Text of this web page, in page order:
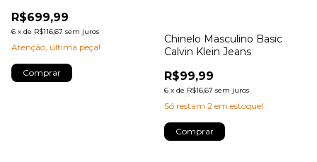
R$699,99
6 x de R$116,67 sem juros
Atenção, última peça!
Comprar
Chinelo Masculino Basic
Calvin Klein Jeans
R$99,99
6 x de R$16,67 sem juros
Só restam 2 em estoque!
Comprar